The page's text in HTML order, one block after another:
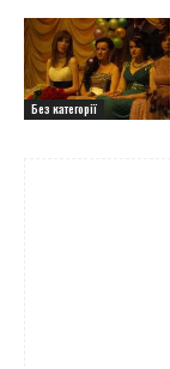
Без категорії